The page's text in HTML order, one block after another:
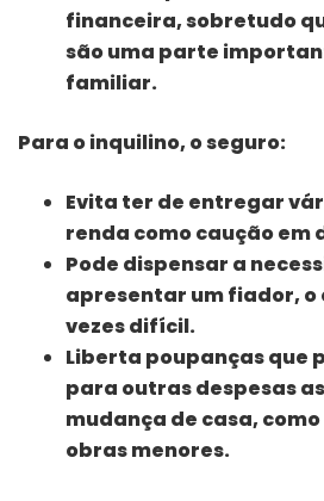
financeira, sobretudo
são uma parte
familiar.
Para o inquilino, o seguro:
Evita ter de entregar
renda como caução em
Pode dispensar a
apresentar um fiador, o
vezes difícil.
Liberta poupanças que
para outras despesas
mudança de casa,
obras menores.